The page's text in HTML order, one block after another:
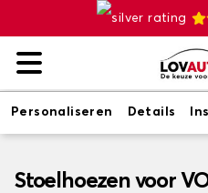
Personaliseren Details
Stoelhoezen voor